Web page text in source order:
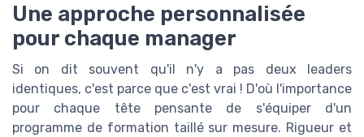
Une approche personnalisée
pour chaque manager
Si on dit souvent qu'il n'y a pas deux leaders
identiques, c'est parce que c'est vrai ! D'où l'importance
pour chaque tête pensante de s'équiper d'un
programme de formation taillé sur mesure. Rigueur et